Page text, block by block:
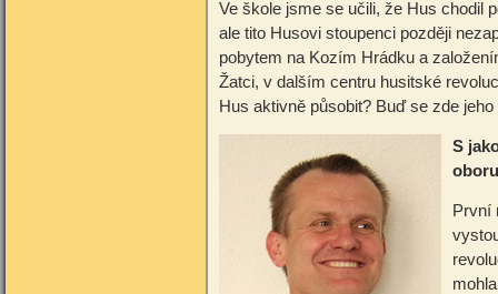
Ve škole jsme se učili, že Hus chodil
ale tito Husovi stoupenci později
pobytem na Kozím Hrádku a
Žatci, v dalším centru husitské
Hus aktivně působit? Buď se zde
S
První